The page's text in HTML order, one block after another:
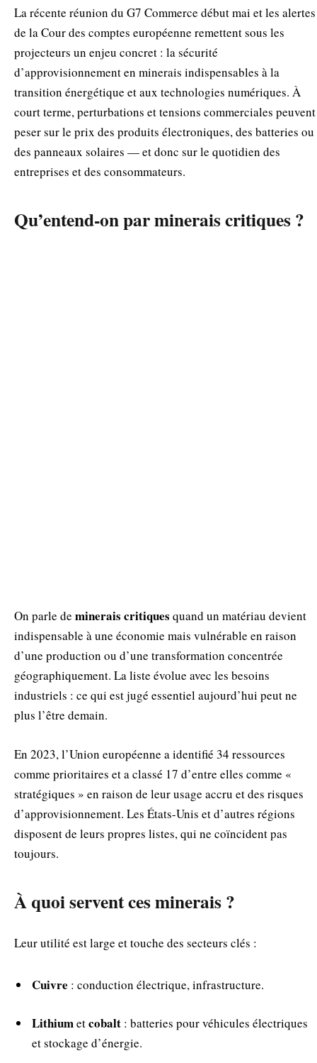
La récente réunion du G7 Commerce début mai et les alertes
de la Cour des comptes européenne remettent sous les
projecteurs un enjeu concret : la sécurité
d’approvisionnement en minerais indispensables à la
transition énergétique et aux technologies numériques. À
court terme, perturbations et tensions commerciales peuvent
peser sur le prix des produits électroniques, des batteries ou
des panneaux solaires — et donc sur le quotidien des
entreprises et des consommateurs.
Qu’entend-on par minerais critiques ?
On parle de minerais critiques quand un matériau devient
indispensable à une économie mais vulnérable en raison
d’une production ou d’une transformation concentrée
géographiquement. La liste évolue avec les besoins
industriels : ce qui est jugé essentiel aujourd’hui peut ne
plus l’être demain.
En 2023, l’Union européenne a identifié 34 ressources
comme prioritaires et a classé 17 d’entre elles comme «
stratégiques » en raison de leur usage accru et des risques
d’approvisionnement. Les États-Unis et d’autres régions
disposent de leurs propres listes, qui ne coïncident pas
toujours.
À quoi servent ces minerais ?
Leur utilité est large et touche des secteurs clés :
Cuivre : conduction électrique, infrastructure.
Lithiumetcobalt : batteries pour véhicules électriques
et stockage d’énergie.